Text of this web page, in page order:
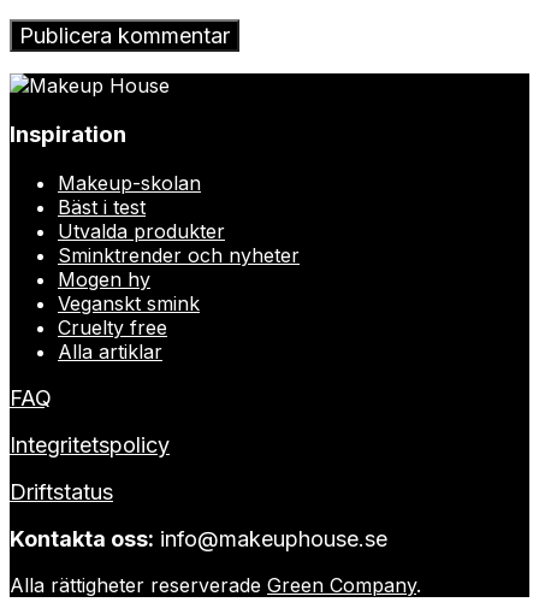
Inspiration
Makeup-skolan
Bäst i test
Utvalda produkter
Sminktrender och nyheter
Mogen hy
Veganskt smink
Cruelty free
Alla artiklar
FAQ
Integritetspolicy
Driftstatus
Kontakta oss: info@makeuphouse.se
Alla rättigheter reserverade Green Company.